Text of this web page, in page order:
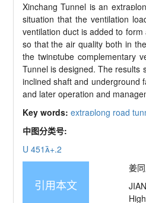
Xinchang Tunnel is an
situation that the ventilation
ventilation duct is added to
so that the air quality both in
the twintube complementary
Tunnel is designed. The results
inclined shaft and underground
and later operation and
Key words: extralong road
中图分类号:
U 451+.2
引用本文
姜